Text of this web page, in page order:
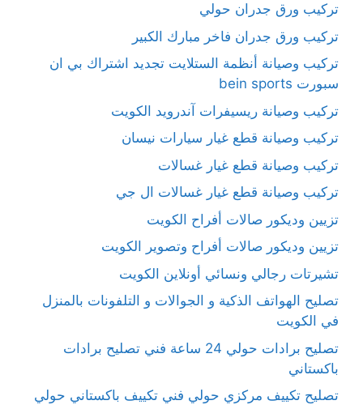
تركيب ورق جدران حولي
تركيب ورق جدران فاخر مبارك الكبير
تركيب وصيانة أنظمة الستلايت تجديد اشتراك بي ان
سبورت bein sports
تركيب وصيانة ريسيفرات آندرويد الكويت
تركيب وصيانة قطع غيار سيارات نيسان
تركيب وصيانة قطع غيار غسالات
تركيب وصيانة قطع غيار غسالات ال جي
تزيين وديكور صالات أفراح الكويت
تزيين وديكور صالات أفراح وتصوير الكويت
تشيرتات رجالي ونسائي أونلاين الكويت
تصليح الهواتف الذكية و الجوالات و التلفونات بالمنزل
في الكويت
تصليح برادات حولي 24 ساعة فني تصليح برادات
باكستاني
تصليح تكييف مركزي حولي فني تكييف باكستاني حولي